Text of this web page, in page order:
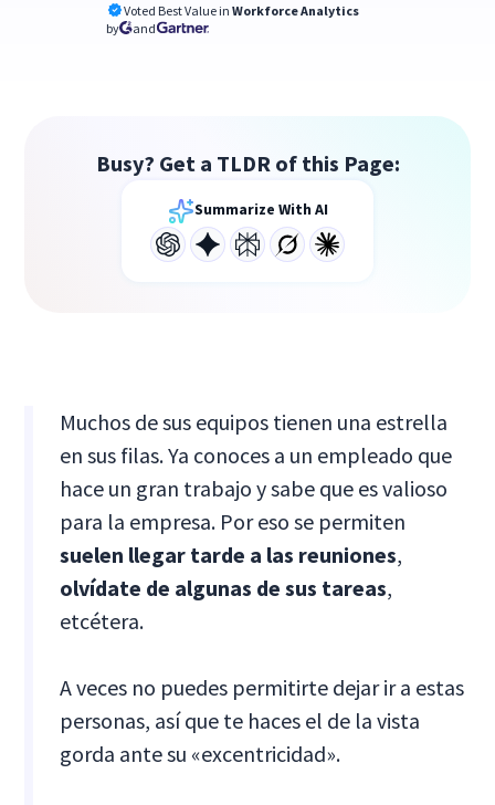
Voted Best Value in Workforce Analytics
by
and
Busy? Get a TLDR of this Page:
Summarize With AI
Muchos de sus equipos tienen una estrella
en sus filas. Ya conoces a un empleado que
hace un gran trabajo y sabe que es valioso
para la empresa. Por eso se permiten
suelen llegar tarde a las reuniones,
olvídate de algunas de sus tareas,
etcétera.
A veces no puedes permitirte dejar ir a estas
personas, así que te haces el de la vista
gorda ante su «excentricidad».